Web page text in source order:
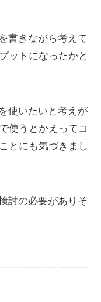
書きながら考えて
ットになったかと
使いたいと考えが
使うとかえってコ
とにも気づきまし
討の必要がありそ